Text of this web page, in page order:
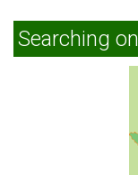
Searching